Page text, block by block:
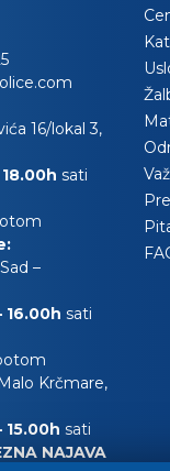
16/lokal 3,
sati
–
16.00h sati
Krčmare,
15.00h sati
NAJAVA